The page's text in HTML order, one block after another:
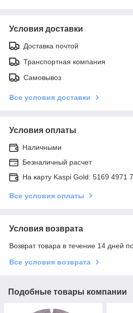
Условия доставки
Доставка почтой
Транспортная компания
Самовывоз
Все условия доставки
Условия оплаты
Наличными
Безналичный расчет
На карту Kaspi Gold: 5169 4971
Все условия оплаты
Условия возврата
Возврат товара в течение 14 дней
Все условия возврата
Подобные товары компании